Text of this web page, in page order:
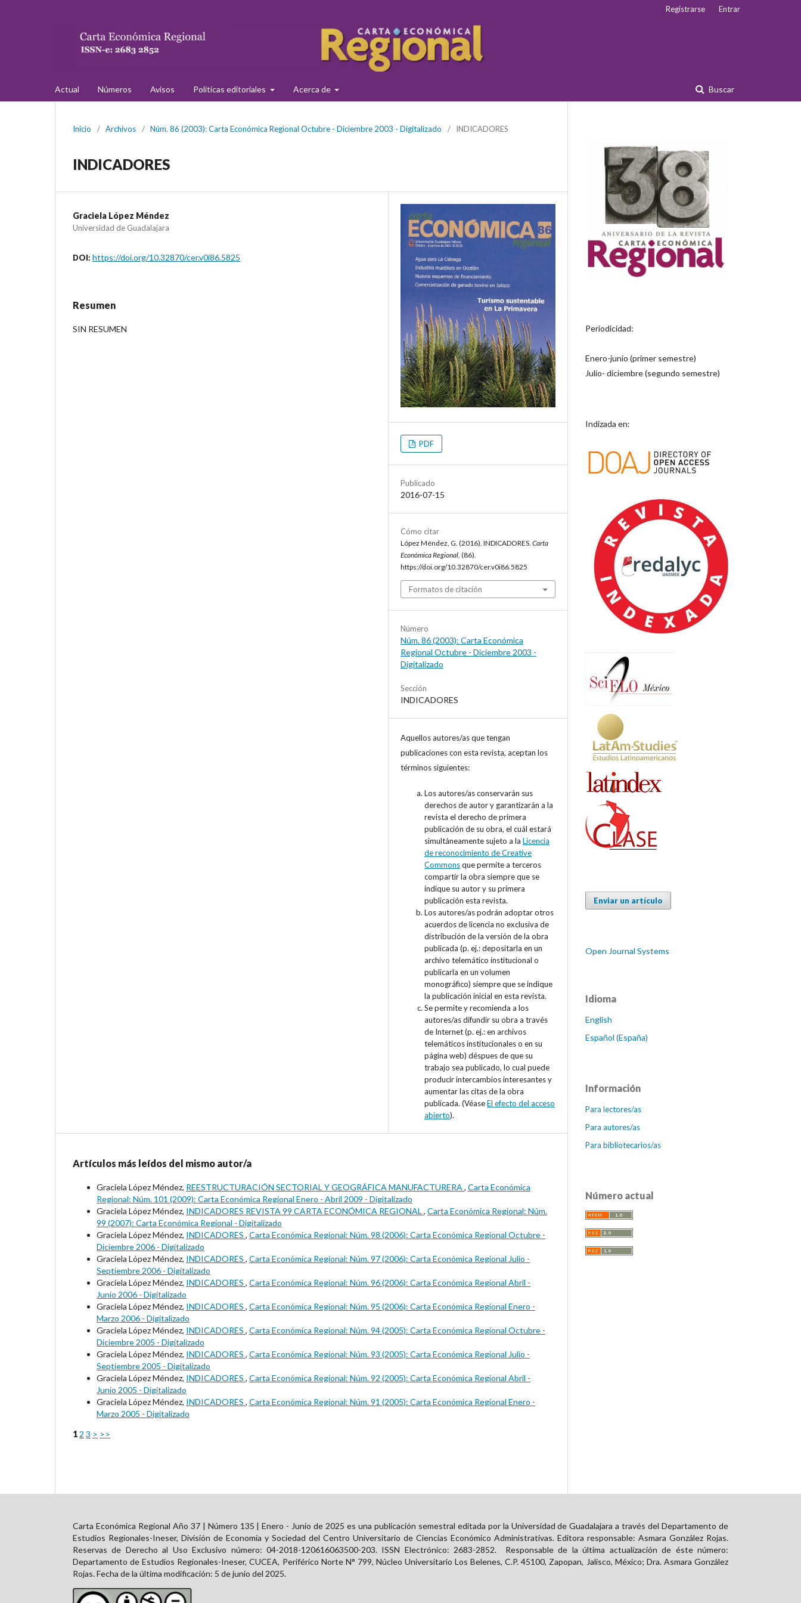
Actual Números Avisos Políticas editoriales Acerca de Buscar
Registrarse Entrar
Inicio / Archivos / Núm. 86 (2003): Carta Económica Regional Octubre - Diciembre 2003 - Digitalizado / INDICADORES
INDICADORES
Graciela López Méndez
Universidad de Guadalajara
DOI: https://doi.org/10.32870/cer.v0i86.5825
Resumen
SIN RESUMEN
PDF
Publicado
2016-07-15
Cómo citar
López Méndez, G. (2016). INDICADORES. Carta
Económica Regional, (86).
https://doi.org/10.32870/cer.v0i86.5825
Formatos de citación
Número
Núm. 86 (2003): Carta Económica
Regional Octubre - Diciembre 2003 -
Digitalizado
Sección
INDICADORES
Aquellos autores/as que tengan
publicaciones con esta revista, aceptan los
términos siguientes:
Los autores/as conservarán sus
derechos de autor y garantizarán a la
revista el derecho de primera
publicación de su obra, el cuál estará
simultáneamente sujeto a la Licencia
de reconocimiento de Creative
Commonsque permite a terceros
compartir la obra siempre que se
indique su autor y su primera
publicación esta revista.
Los autores/as podrán adoptar otros
acuerdos de licencia no exclusiva de
distribución de la versión de la obra
publicada (p. ej.: depositarla en un
archivo telemático institucional o
publicarla en un volumen
monográfico) siempre que se indique
la publicación inicial en esta revista.
Se permite y recomienda a los
autores/as difundir su obra a través
de Internet (p. ej.: en archivos
telemáticos institucionales o en su
página web) déspues de que su
trabajo sea publicado, lo cual puede
producir intercambios interesantes y
aumentar las citas de la obra
publicada. (VéaseEl efecto del acceso
abierto).
Artículos más leídos del mismo autor/a
Graciela López Méndez, REESTRUCTURACIÓN SECTORIAL Y GEOGRÁFICA MANUFACTURERA , Carta Económica
Regional: Núm. 101 (2009): Carta Económica Regional Enero - Abril 2009 - Digitalizado
Graciela López Méndez, INDICADORES REVISTA 99 CARTA ECONÓMICA REGIONAL , Carta Económica Regional: Núm.
99 (2007): Carta Económica Regional - Digitalizado
Graciela López Méndez, INDICADORES , Carta Económica Regional: Núm. 98 (2006): Carta Económica Regional Octubre -
Diciembre 2006 - Digitalizado
Graciela López Méndez, INDICADORES , Carta Económica Regional: Núm. 97 (2006): Carta Económica Regional Julio -
Septiembre 2006 - Digitalizado
Graciela López Méndez, INDICADORES , Carta Económica Regional: Núm. 96 (2006): Carta Económica Regional Abril -
Junio 2006 - Digitalizado
Graciela López Méndez, INDICADORES , Carta Económica Regional: Núm. 95 (2006): Carta Económica Regional Enero -
Marzo 2006 - Digitalizado
Graciela López Méndez, INDICADORES , Carta Económica Regional: Núm. 94 (2005): Carta Económica Regional Octubre -
Diciembre 2005 - Digitalizado
Graciela López Méndez, INDICADORES , Carta Económica Regional: Núm. 93 (2005): Carta Económica Regional Julio -
Septiembre 2005 - Digitalizado
Graciela López Méndez, INDICADORES , Carta Económica Regional: Núm. 92 (2005): Carta Económica Regional Abril -
Junio 2005 - Digitalizado
Graciela López Méndez, INDICADORES , Carta Económica Regional: Núm. 91 (2005): Carta Económica Regional Enero -
Marzo 2005 - Digitalizado
1 2 3 > >>
Periodicidad:
Enero-junio (primer semestre)
Julio- diciembre (segundo semestre)
Indizada en:
Enviar un artículo
Open Journal Systems
Idioma
English
Español (España)
Información
Para lectores/as
Para autores/as
Para bibliotecarios/as
Número actual
Carta Económica Regional Año 37 | Número 135 | Enero - Junio de 2025 es una publicación semestral editada por la Universidad de Guadalajara a través del Departamento de
Estudios Regionales-Ineser, División de Economía y Sociedad del Centro Universitario de Ciencias Económico Administrativas. Editora responsable: Asmara González Rojas.
Reservas de Derecho al Uso Exclusivo número: 04-2018-120616063500-203. ISSN Electrónico: 2683-2852. Responsable de la última actualización de éste número:
Departamento de Estudios Regionales-Ineser, CUCEA, Periférico Norte N° 799, Núcleo Universitario Los Belenes, C.P. 45100, Zapopan, Jalisco, México; Dra. Asmara González
Rojas. Fecha de la última modificación: 5 de junio del 2025.